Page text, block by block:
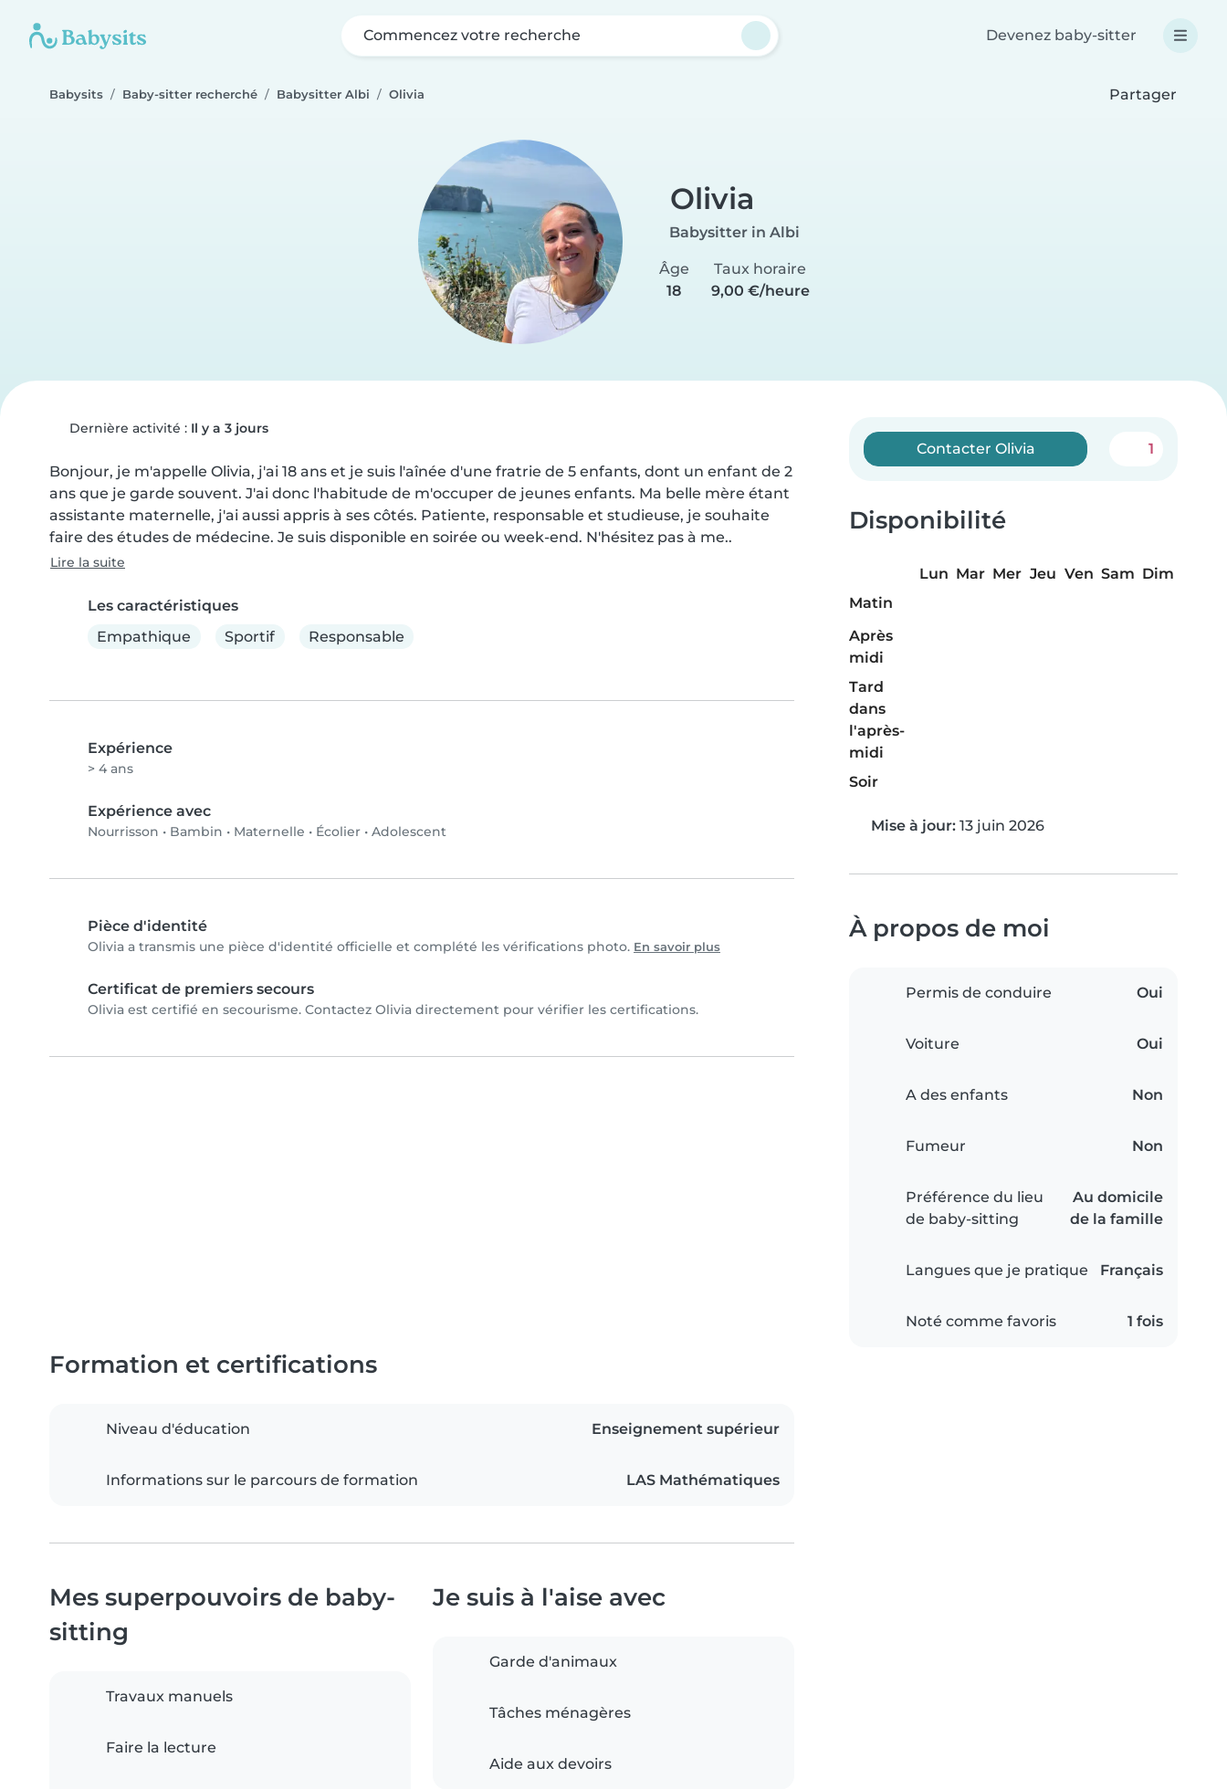
Commencez votre recherche Devenez baby-sitter
Babysits Baby-sitter recherché Babysitter Albi Olivia Partager
Olivia
Babysitter in Albi
Âge
18
Taux horaire
9,00 €/heure
Dernière activité : Il y a 3 jours
Bonjour, je m'appelle Olivia, j'ai 18 ans et je suis l'aînée d'une fratrie de 5 enfants, dont un enfant de 2
ans que je garde souvent. J'ai donc l'habitude de m'occuper de jeunes enfants. Ma belle mère étant
assistante maternelle, j'ai aussi appris à ses côtés. Patiente, responsable et studieuse, je souhaite
faire des études de médecine. Je suis disponible en soirée ou week-end. N'hésitez pas à me..
Lire la suite
Les caractéristiques
Empathique
Sportif Responsable
Expérience
> 4 ans
Expérience avec
Nourrisson • Bambin • Maternelle • Écolier • Adolescent
Pièce d'identité
Olivia a transmis une pièce d'identité officielle et complété les vérifications photo. En savoir plus
Certificat de premiers secours
Olivia est certifié en secourisme. Contactez Olivia directement pour vérifier les certifications.
Contacter Olivia 1
Disponibilité
Lun Mar Mer Jeu Ven Sam Dim
Matin
Après
midi
Tard
dans
l'après-
midi
Soir
Mise à jour: 13 juin 2026
À propos de moi
Permis de conduire Oui
Voiture Oui
A des enfants Non
Fumeur Non
Préférence du lieu
de baby-sitting
Au domicile
de la famille
Langues que je pratique Français
Noté comme favoris 1 fois
Formation et certifications
Niveau d'éducation Enseignement supérieur
Informations sur le parcours de formation LAS Mathématiques
Mes superpouvoirs de baby-
sitting
Travaux manuels
Faire la lecture
Je suis à l'aise avec
Garde d'animaux
Tâches ménagères
Aide aux devoirs